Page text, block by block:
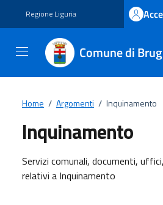
Regione Liguria
Comune di
Home / Argomenti / Inquinamento
Inquinamento
Dettagli
Servizi comunali, documenti,
relativi a Inquinamento